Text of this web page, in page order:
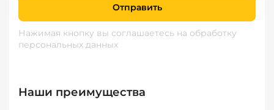
Отправить
Нажимая кнопку вы соглашаетесь на обработку
персональных данных
Наши преимущества